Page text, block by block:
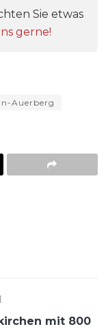
Sie etwas
gerne!
Auerberg
mit 800